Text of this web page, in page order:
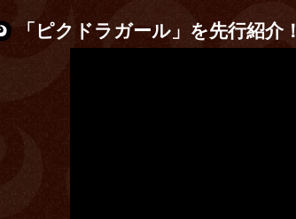
「ピクドラガール」を先行紹介！